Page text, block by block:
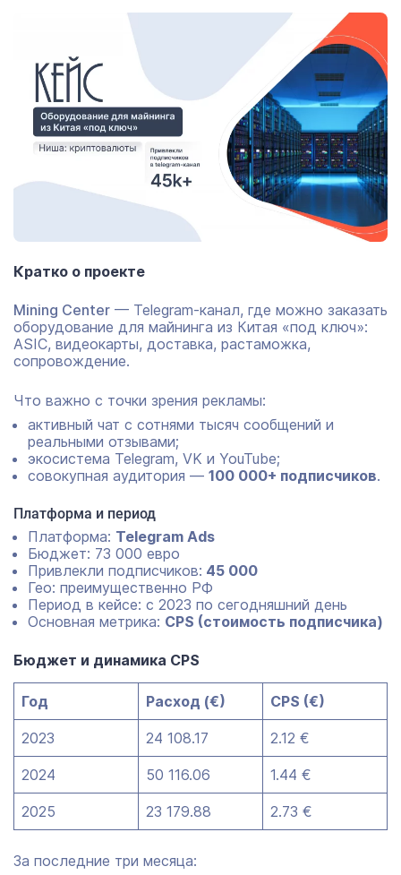
Кратко о проекте
Mining Center — Telegram-канал, где можно заказать
оборудование для майнинга из Китая «под ключ»:
ASIC, видеокарты, доставка, растаможка,
сопровождение.
Что важно с точки зрения рекламы:
активный чат с сотнями тысяч сообщений и
реальными отзывами;
экосистема Telegram, VK и YouTube;
совокупная аудитория — 100 000+ подписчиков.
Платформа и период
Платформа: Telegram Ads
Бюджет: 73 000 евро
Привлекли подписчиков: 45 000
Гео: преимущественно РФ
Период в кейсе: с 2023 по сегодняшний день
Основная метрика: CPS (стоимость подписчика)
Бюджет и динамика CPS
Год Расход (€) CPS (€)
2023 24 108.17 2.12 €
2024 50 116.06 1.44 €
2025 23 179.88 2.73 €
За последние три месяца: